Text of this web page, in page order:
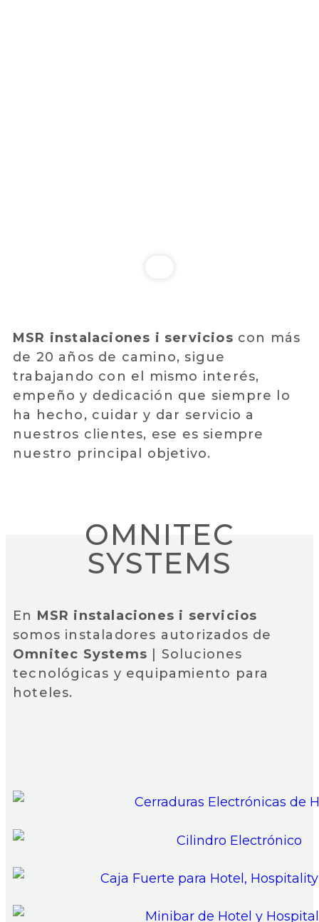
MSR instalaciones i servicios con más
de 20 años de camino, sigue
trabajando con el mismo interés,
empeño y dedicación que siempre lo
ha hecho, cuidar y dar servicio a
nuestros clientes, ese es siempre
nuestro principal objetivo.
OMNITEC
SYSTEMS
En MSR instalaciones i servicios
somos instaladores autorizados de
Omnitec Systems | Soluciones
tecnológicas y equipamiento para
hoteles.